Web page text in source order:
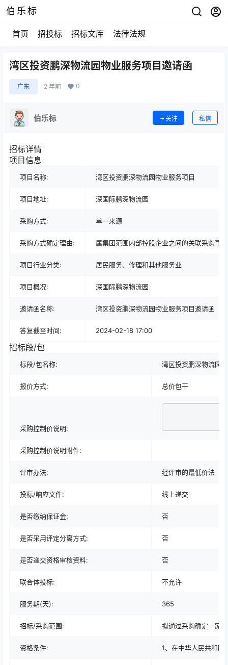
伯乐标
首页 招投标 招标文库 法律法规
湾区投资鹏深物流园物业服务项目邀请函
广东 2 年前 0
伯乐标 关注 私信
招标详情
项目信息
项目名称: 湾区投资鹏深物流园物业服务项目
项目地址: 深国际鹏深物流园
采购方式: 单一来源
采购方式确定理由: 属集团范围内部控股企业之间的关联采购事
项目行业分类: 居民服务、修理和其他服务业
项目概况: 深国际鹏深物流园
邀请函名称: 湾区投资鹏深物流园物业服务项目邀请函
答复截至时间: 2024-02-18 17:00
招标段/包
标段/包名称: 湾区投资鹏深物流园
报价方式: 总价包干
采购控制价说明:
采购控制价说明附件:
评审办法: 经评审的最低价法
投标/响应文件: 线上递交
是否缴纳保证金: 否
是否采用评定分离方式: 否
是否递交资格审核资料: 否
联合体投标: 不允许
服务期(天): 365
招标/采购范围: 拟通过采购确定一家
资格条件: 1、在中华人民共和国